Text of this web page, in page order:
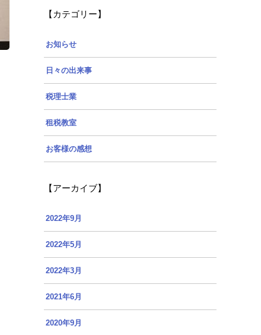
【カテゴリー】
お知らせ
日々の出来事
税理士業
租税教室
お客様の感想
【アーカイブ】
2022年9月
2022年5月
2022年3月
2021年6月
2020年9月